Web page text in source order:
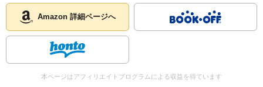
Amazon 詳細ページへ
本ページはアフィリエイトプログラムによる収益を得ています